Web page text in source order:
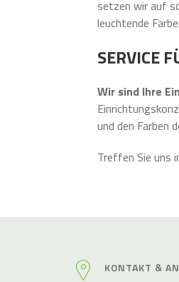
setzen wir auf
leuchtende
SERVICE
Wir sind Ihre
und den Farben
Treffen Sie uns
KONTAKT &